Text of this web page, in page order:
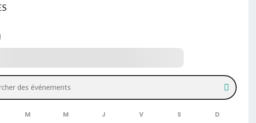
des événements